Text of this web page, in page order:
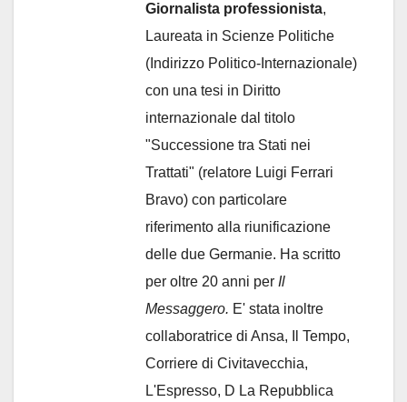
Giornalista professionista,
Laureata in Scienze Politiche
(Indirizzo Politico-Internazionale)
con una tesi in Diritto
internazionale dal titolo
"Successione tra Stati nei
Trattati" (relatore Luigi Ferrari
Bravo) con particolare
riferimento alla riunificazione
delle due Germanie. Ha scritto
per oltre 20 anni per Il
Messaggero. E' stata inoltre
collaboratrice di Ansa, Il Tempo,
Corriere di Civitavecchia,
L'Espresso, D La Repubblica